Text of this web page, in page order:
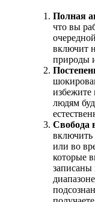
Полная
что вы
включит
природы
людям
Свобода
включить
или во
которые